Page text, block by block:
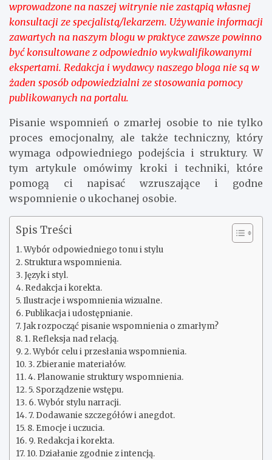
wprowadzone na naszej witrynie nie zastąpią własnej
konsultacji ze specjalistą/lekarzem. Używanie informacji
zawartych na naszym blogu w praktyce zawsze powinno
być konsultowane z odpowiednio wykwalifikowanymi
ekspertami. Redakcja i wydawcy naszego bloga nie są w
żaden sposób odpowiedzialni ze stosowania pomocy
publikowanych na portalu.
Pisanie wspomnień o zmarłej osobie to nie tylko
proces emocjonalny, ale także techniczny, który
wymaga odpowiedniego podejścia i struktury. W
tym artykule omówimy kroki i techniki, które
pomogą ci napisać wzruszające i godne
wspomnienie o ukochanej osobie.
Spis Treści
Wybór odpowiedniego tonu i stylu
Struktura wspomnienia.
Język i styl.
Redakcja i korekta.
Ilustracje i wspomnienia wizualne.
Publikacja i udostępnianie.
Jak rozpocząć pisanie wspomnienia o zmarłym?
1. Refleksja nad relacją.
2. Wybór celu i przesłania wspomnienia.
3. Zbieranie materiałów.
4. Planowanie struktury wspomnienia.
5. Sporządzenie wstępu.
6. Wybór stylu narracji.
7. Dodawanie szczegółów i anegdot.
8. Emocje i uczucia.
9. Redakcja i korekta.
10. Działanie zgodnie z intencją.